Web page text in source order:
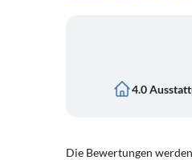
4.0
Die Bewertungen